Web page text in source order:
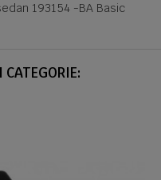
193154 -BA Basic
CATEGORIE: